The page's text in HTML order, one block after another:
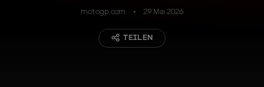
motogp.com 29 Mai 2026
TEILEN